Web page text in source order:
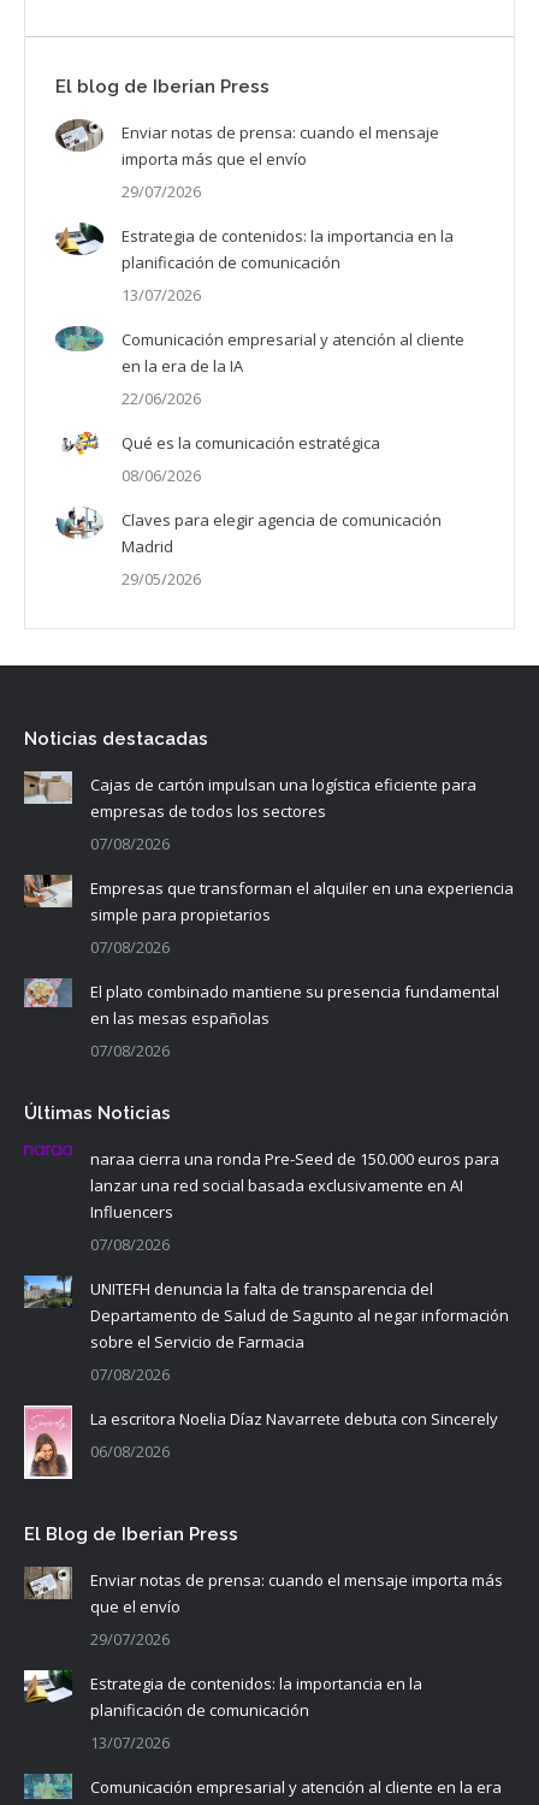
El blog de Iberian Press
Enviar notas de prensa: cuando el mensaje
importa más que el envío
29/07/2026
Estrategia de contenidos: la importancia en la
planificación de comunicación
13/07/2026
Comunicación empresarial y atención al cliente
en la era de la IA
22/06/2026
Qué es la comunicación estratégica
08/06/2026
Claves para elegir agencia de comunicación
Madrid
29/05/2026
Noticias destacadas
Cajas de cartón impulsan una logística eficiente para
empresas de todos los sectores
07/08/2026
Empresas que transforman el alquiler en una experiencia
simple para propietarios
07/08/2026
El plato combinado mantiene su presencia fundamental
en las mesas españolas
07/08/2026
Últimas Noticias
naraa cierra una ronda Pre-Seed de 150.000 euros para
lanzar una red social basada exclusivamente en AI
Influencers
07/08/2026
UNITEFH denuncia la falta de transparencia del
Departamento de Salud de Sagunto al negar información
sobre el Servicio de Farmacia
07/08/2026
La escritora Noelia Díaz Navarrete debuta con Sincerely
06/08/2026
El Blog de Iberian Press
Enviar notas de prensa: cuando el mensaje importa más
que el envío
29/07/2026
Estrategia de contenidos: la importancia en la
planificación de comunicación
13/07/2026
Comunicación empresarial y atención al cliente en la era